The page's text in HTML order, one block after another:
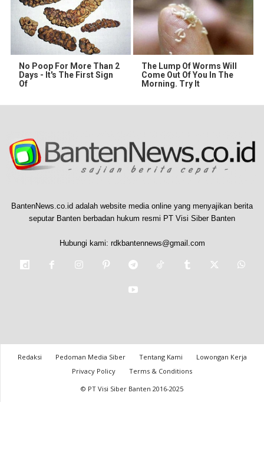
No Poop For More Than 2
Days - It's The First Sign
Of
The Lump Of Worms Will
Come Out Of You In The
Morning. Try It
BantenNews.co.id adalah website media online yang menyajikan berita
seputar Banten berbadan hukum resmi PT Visi Siber Banten
Hubungi kami: rdkbantennews@gmail.com
Redaksi Pedoman Media Siber Tentang Kami
Lowongan Kerja
Privacy Policy
Terms & Conditions
© PT Visi Siber Banten 2016-2025